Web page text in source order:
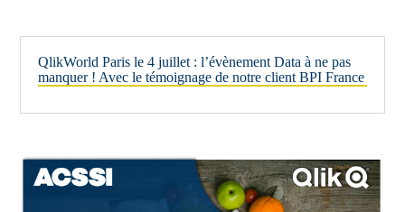
QlikWorld Paris le 4 juillet : l’évènement Data à ne pas
manquer ! Avec le témoignage de notre client BPI France